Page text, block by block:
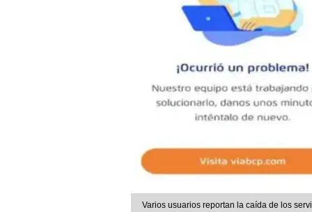
Varios usuarios reportan la caída de los